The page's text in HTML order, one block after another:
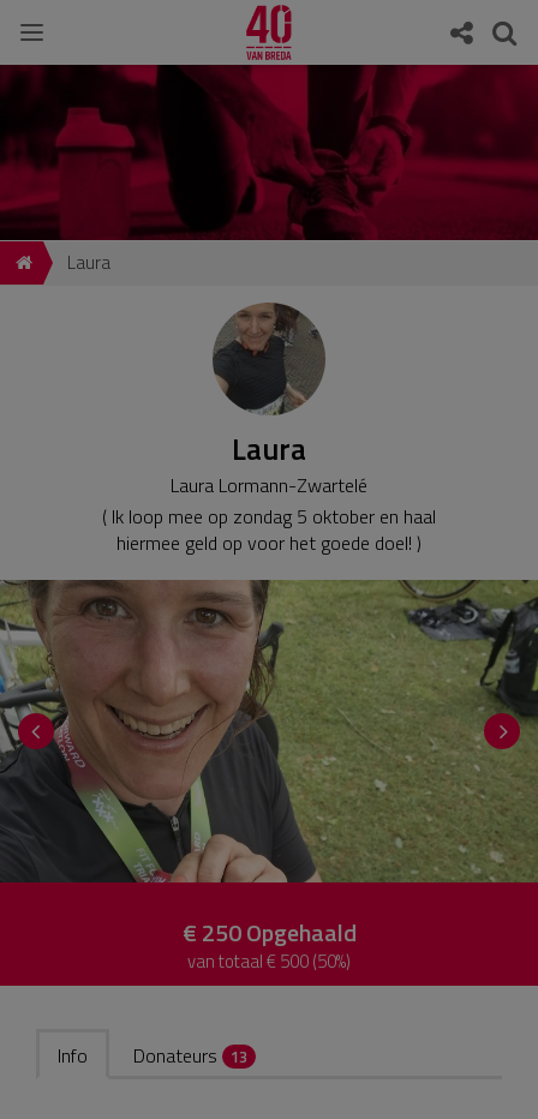
Laura
Laura
Laura Lormann-Zwartelé
( Ik loop mee op zondag 5 oktober en haal
hiermee geld op voor het goede doel! )
€ 250Opgehaald
van totaal € 500 (50%)
Info Donateurs 13